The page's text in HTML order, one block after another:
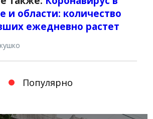
и области: количество
ежедневно растет
Популярно